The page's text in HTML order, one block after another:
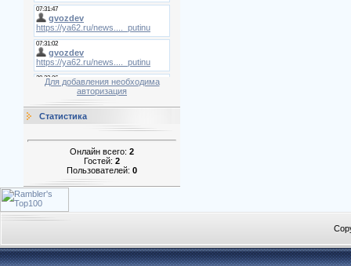
Для добавления необходима
авторизация
Статистика
Онлайн всего: 2
Гостей: 2
Пользователей: 0